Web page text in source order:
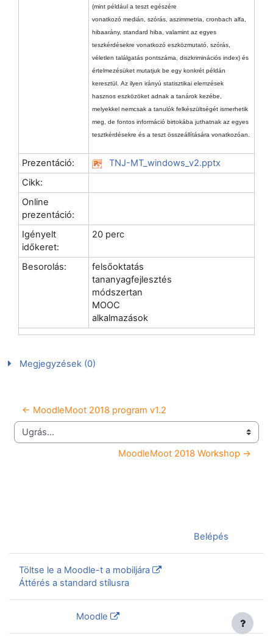
(mint például a teszt egészére
vonatkozó medián, szórás, aszimmetria, cronbach alfa,
hibaarány, standard hiba, valamint az egyes
teszkérdésekre vonatkozó eszközmutató, szórás,
véletlen találgatás pontszáma, diszkriminációs index) és
értelmezésüket mutatjuk be egy konkrét példán
keresztül. Az ilyen irányú statisztikai elemzések
hasznos eszközöket adnak a tanárok kezébe,
melyekkel nemcsak a tanulók felkészültségét ismerhetik
meg, de fontos információ birtokába juthatnak az egyes
tesztkérdésekre és a teszt összeállítására vonatkozóan.
Prezentáció:
TNJ-MT_windows_v2.pptx
Cikk:
Online
prezentáció:
Igényelt
időkeret:
20 perc
Besorolás:
felsőoktatás
tananyagfejlesztés
módszertan
MOOC
alkalmazások
Megjegyzések (0)
← MoodleMoot 2018 program v1.2
Ugrás...
MoodleMoot 2018 Workshop →
Belépés
Töltse le a Moodle-t a mobiljára
Áttérés a standard stílusra
Moodle